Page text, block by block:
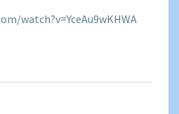
watch?v=YceAu9wKHWA